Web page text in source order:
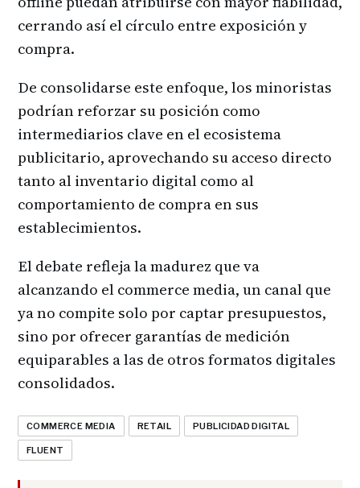
cerrando así el círculo entre exposición y
compra.
De consolidarse este enfoque, los minoristas
podrían reforzar su posición como
intermediarios clave en el ecosistema
publicitario, aprovechando su acceso directo
tanto al inventario digital como al
comportamiento de compra en sus
establecimientos.
El debate refleja la madurez que va
alcanzando el commerce media, un canal que
ya no compite solo por captar presupuestos,
sino por ofrecer garantías de medición
equiparables a las de otros formatos digitales
consolidados.
COMMERCE MEDIA RETAIL PUBLICIDAD DIGITAL
FLUENT